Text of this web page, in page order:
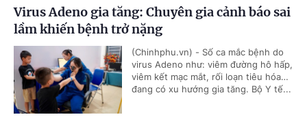
Virus Adeno gia tăng: Chuyên gia cảnh báo sai
lầm khiến bệnh trở nặng
(Chinhphu.vn) - Số ca mắc bệnh do
virus Adeno như: viêm đường hô hấp,
viêm kết mạc mắt, rối loạn tiêu hóa…
đang có xu hướng gia tăng. Bộ Y tế...